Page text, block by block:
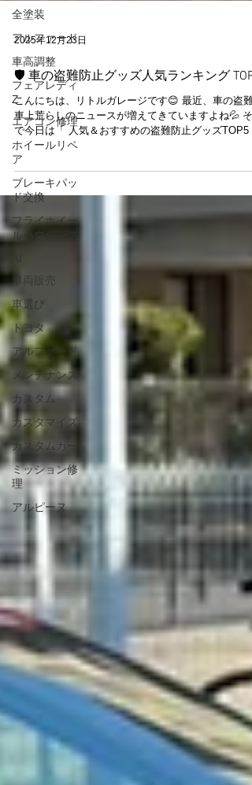
全塗装
アルファード
車高調整
フェアレディ
Z
エアコン修理
ホイールリペ
ア
ブレーキパッ
ド交換
フライホイー
ルハウジング
車両販売
車選び
トヨタ
アルファード
メンテナンス
カスタム
カスタマイズ
カスタムカー
ミッション修
理
アルピーヌ
2025年12月23日
🛡️ 車の盗難防止グッズ人気ランキング
こんにちは、リトルガレージです😊 最近、車の盗難
車上荒らしのニュースが増えてきていますよね💦 そ
で今日は「 人気＆おすすめの盗難防止グッズTOP5
をランキング形式でご紹介します！ 🥇 第1位｜ステ
リングロック（ハンドルロック） 🔑 費用：
🔒 効果：★★★★★📌 初心者向け：最強入門グッズ
ハンドルに装着するだけで、 運転できない状態にす
物理ロックアイテム 。 視覚的な威嚇効果が高く、
の「狙われにくさ」を大きくアップ！ ✨ ポイント 安
価で手軽 盗難防止効果が高い 見た目で盗ませない
すごい！ 🥈 第2位｜GPSトラッカー（位置追跡デバ
ス） 🔑 費用：★★★☆☆🔒 効果：★★★★☆📌 万が
一の発見確率アップ！ こっそり車に装着しておくタ
プで、 盗まれた後でも現在位置が追跡できる！ GPS
精度が高く、安心感も人気の理由です。 ✨ ポイント
盗難後の発見に強い スマホアプリで位置確認OK バ
テリー交換は必要 🥉 第3位｜車載アラームセンサー
費用：★★★☆☆🔒 効果：★★★☆☆📌 音で